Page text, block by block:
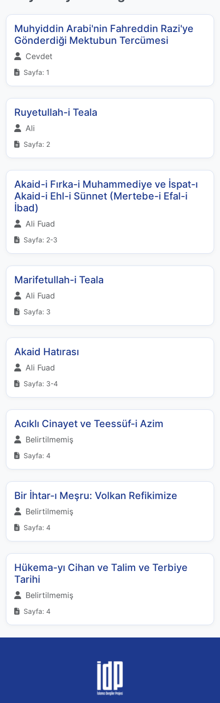
Muhyiddin Arabi'nin Fahreddin Razi'ye
Gönderdiği Mektubun Tercümesi
Cevdet
Sayfa: 1
Ruyetullah-i Teala
Ali
Sayfa: 2
Akaid-i Fırka-i Muhammediye ve İspat-ı
Akaid-i Ehl-i Sünnet (Mertebe-i Efal-i
İbad)
Ali Fuad
Sayfa: 2-3
Marifetullah-i Teala
Ali Fuad
Sayfa: 3
Akaid Hatırası
Ali Fuad
Sayfa: 3-4
Acıklı Cinayet ve Teessüf-i Azim
Belirtilmemiş
Sayfa: 4
Bir İhtar-ı Meşru: Volkan Refikimize
Belirtilmemiş
Sayfa: 4
Hükema-yı Cihan ve Talim ve Terbiye
Tarihi
Belirtilmemiş
Sayfa: 4